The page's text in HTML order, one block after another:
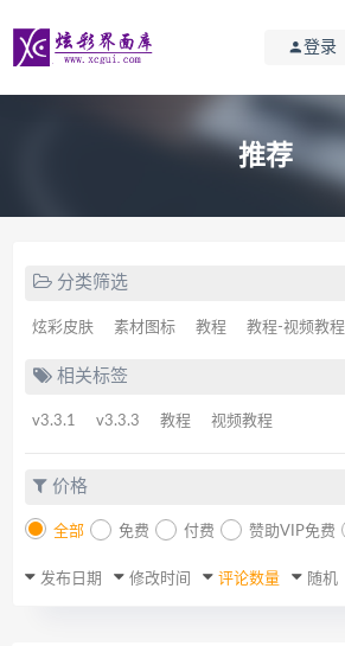
登录
推荐
分类筛选
炫彩皮肤 素材图标 教程 教程-视频教程
相关标签
v3.3.1 v3.3.3 教程 视频教程
价格
全部 免费 付费 赞助VIP免费
发布日期 修改时间 评论数量 随机